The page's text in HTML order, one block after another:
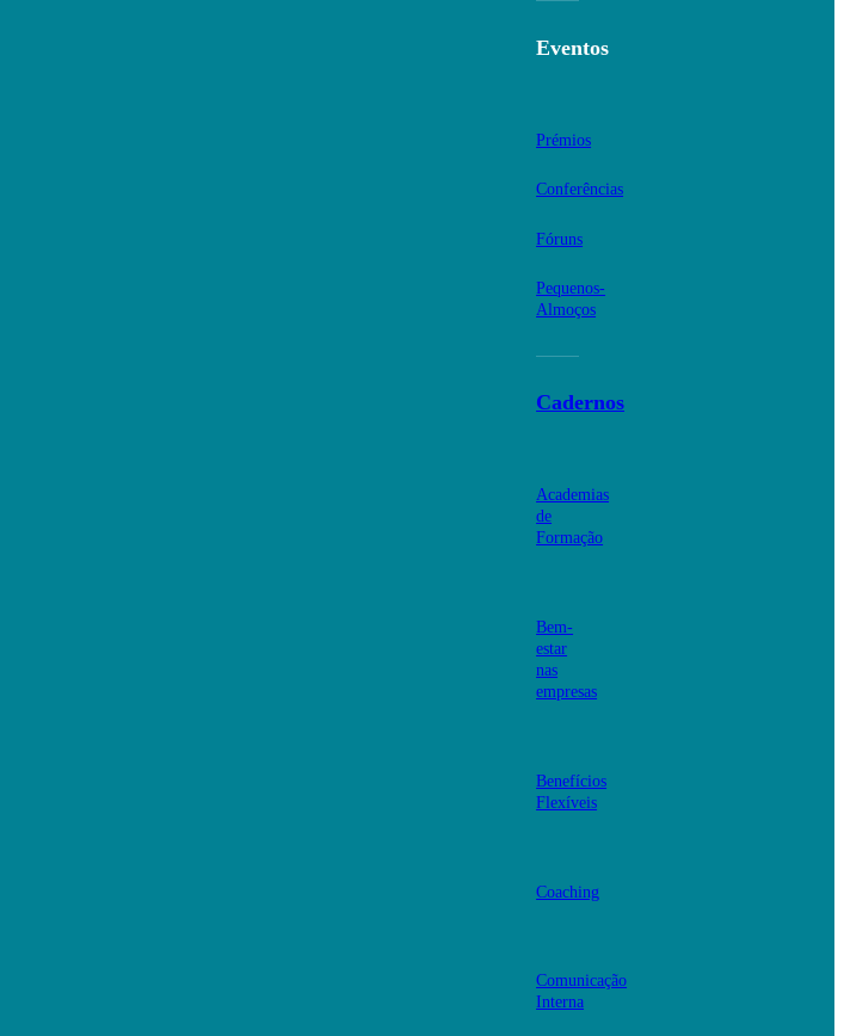
Eventos
Prémios
Conferências
Fóruns
Pequenos-
Almoços
Cadernos
Academias
de
Formação
Bem-
estar
nas
empresas
Benefícios
Flexíveis
Coaching
Comunicação
Interna